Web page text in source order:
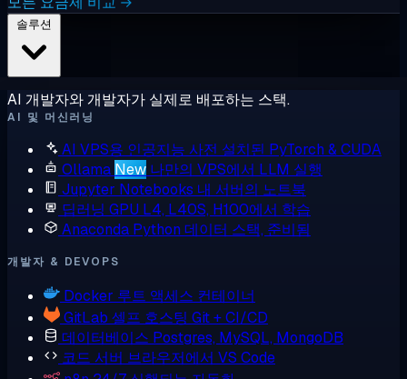
AI 개발자와 개발자가 실제로 배포하는 스택.
AI 및 머신러닝
AI VPS용 인공지능 사전 설치된 PyTorch & CUDA
Ollama New 나만의 VPS에서 LLM 실행
Jupyter Notebooks 내 서버의 노트북
딥러닝 GPU L4, L40S, H100에서 학습
Anaconda Python 데이터 스택, 준비됨
개발자 & DEVOPS
Docker 루트 액세스 컨테이너
GitLab 셀프 호스팅 Git + CI/CD
데이터베이스 Postgres, MySQL, MongoDB
코드 서버 브라우저에서 VS Code